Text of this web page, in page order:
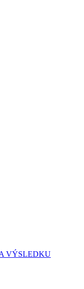
VÝSLEDKU